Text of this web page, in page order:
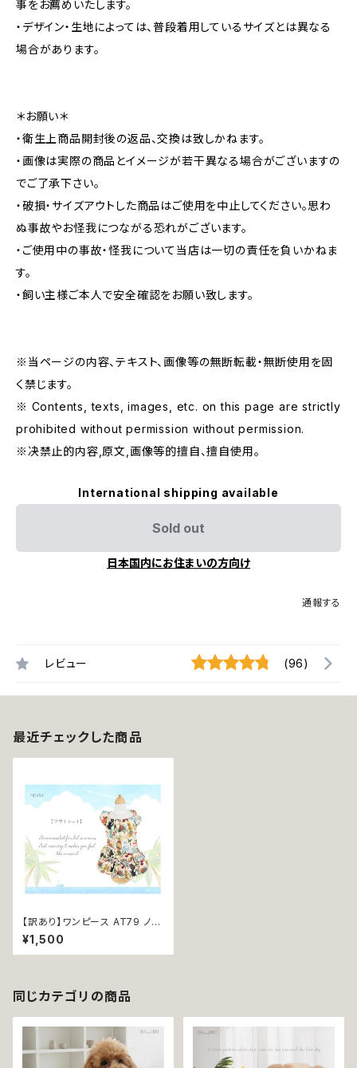
事をお薦めいたします。
・デザイン・生地によっては、普段着用しているサイズとは異なる
場合があります。
＊お願い＊
・衛生上商品開封後の返品、交換は致しかねます。
・画像は実際の商品とイメージが若干異なる場合がございますの
でご了承下さい。
・破損・サイズアウトした商品はご使用を中止してください。思わ
ぬ事故やお怪我につながる恐れがございます。
・ご使用中の事故・怪我について当店は一切の責任を負いかねま
す。
・飼い主様ご本人で安全確認をお願い致します。
※当ページの内容、テキスト、画像等の無断転載・無断使用を固
く禁じます。
※ Contents, texts, images, etc. on this page are strictly
prohibited without permission without permission.
※决禁止的内容,原文,画像等的擅自、擅自使用。
International shipping available
Sold out
日本国内にお住まいの方向け
通報する
レビュー (96)
最近チェックした商品
【訳あり】ワンピース AT79 ノー
スリーブ 夏 リゾート 犬 犬服 小
型 猫 猫服 服 洋服 ペット dog
ドッグウェア おしゃれ かわいい
¥1,500
同じカテゴリの商品